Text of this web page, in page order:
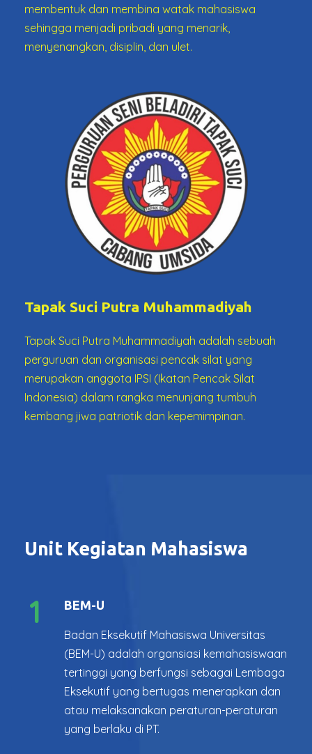
membentuk dan membina watak mahasiswa
sehingga menjadi pribadi yang menarik,
menyenangkan, disiplin, dan ulet.
Tapak Suci Putra Muhammadiyah
Tapak Suci Putra Muhammadiyah adalah sebuah
perguruan dan organisasi pencak silat yang
merupakan anggota IPSI (Ikatan Pencak Silat
Indonesia) dalam rangka menunjang tumbuh
kembang jiwa patriotik dan kepemimpinan.
Unit Kegiatan Mahasiswa
1 BEM-U
Badan Eksekutif Mahasiswa Universitas
(BEM-U) adalah organsiasi kemahasiswaan
tertinggi yang berfungsi sebagai Lembaga
Eksekutif yang bertugas menerapkan dan
atau melaksanakan peraturan-peraturan
yang berlaku di PT.